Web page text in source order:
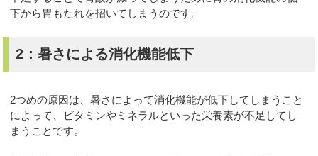
下から胃もたれを招いてしまうのです。
2：暑さによる消化機能低下
2つめの原因は、暑さによって消化機能が低下してしまうこと
によって、ビタミンやミネラルといった栄養素が不足してし
まうことです。